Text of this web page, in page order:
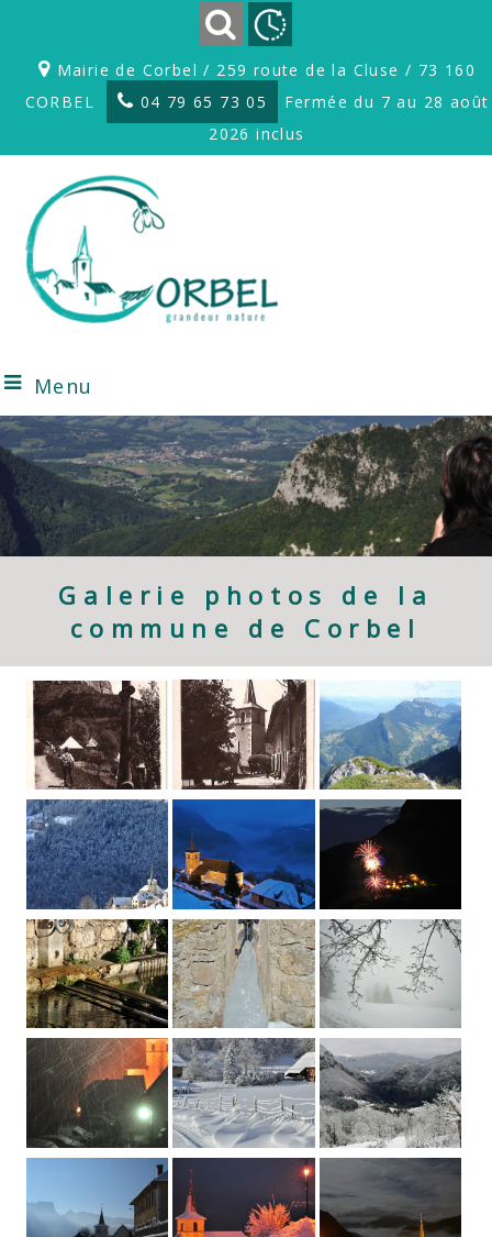
Mairie de Corbel / 259 route de la Cluse / 73 160
CORBEL
04 79 65 73 05
Fermée du 7 au 28 août
2026 inclus
Menu
Galerie photos de la
commune de Corbel